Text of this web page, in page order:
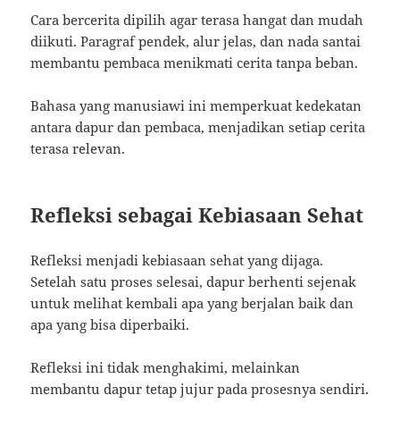
Cara bercerita dipilih agar terasa hangat dan mudah
diikuti. Paragraf pendek, alur jelas, dan nada santai
membantu pembaca menikmati cerita tanpa beban.
Bahasa yang manusiawi ini memperkuat kedekatan
antara dapur dan pembaca, menjadikan setiap cerita
terasa relevan.
Refleksi sebagai Kebiasaan Sehat
Refleksi menjadi kebiasaan sehat yang dijaga.
Setelah satu proses selesai, dapur berhenti sejenak
untuk melihat kembali apa yang berjalan baik dan
apa yang bisa diperbaiki.
Refleksi ini tidak menghakimi, melainkan
membantu dapur tetap jujur pada prosesnya sendiri.